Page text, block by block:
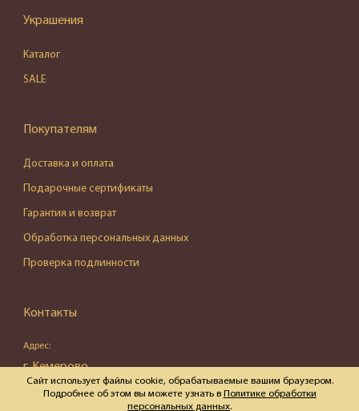
Украшения
Каталог
SALE
Покупателям
Доставка и оплата
Подарочные сертификаты
Гарантия и возврат
Обработка персональных данных
Проверка подлинности
Контакты
Адрес:
г. Кемерово,
ул. Весенняя, д. 16, пом. 87
Сайт использует файлы cookie, обрабатываемые вашим браузером.
Подробнее об этом вы можете узнать в Политике обработки
персональных данных.